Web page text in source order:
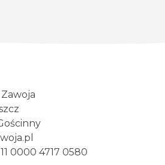
0000 4717 0580